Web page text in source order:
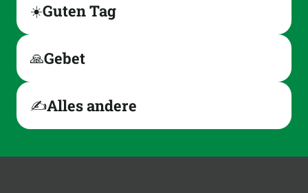
☀️Guten Tag
🙏Gebet
✍️Alles andere